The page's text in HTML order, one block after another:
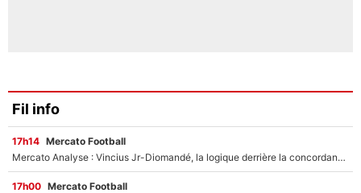
Fil info
17h14 Mercato Football
Mercato Analyse : Vincius Jr-Diomandé, la logique derrière la concordance des temps
17h00 Mercato Football